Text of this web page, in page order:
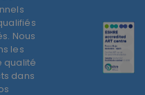
Nous
les
qualité
dans